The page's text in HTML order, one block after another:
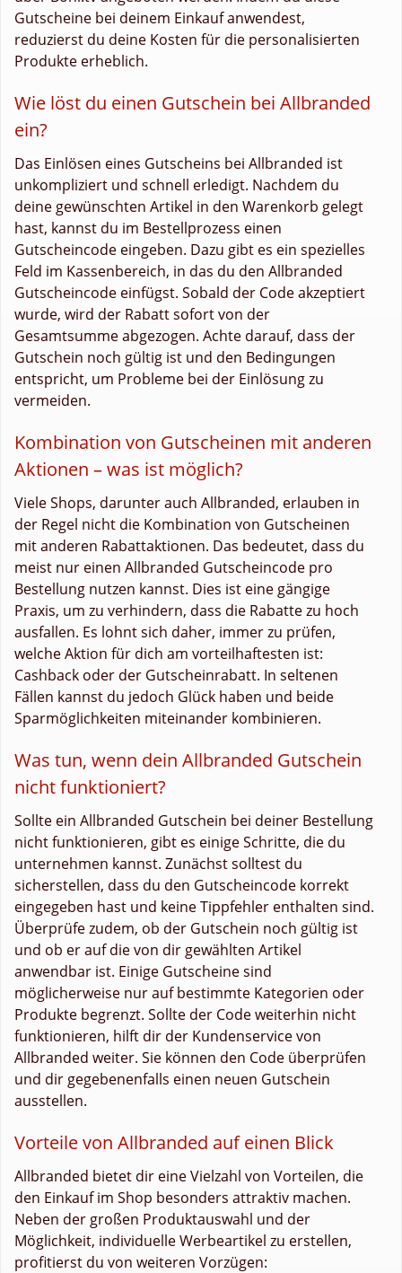
Gutscheine bei deinem Einkauf anwendest,
reduzierst du deine Kosten für die personalisierten
Produkte erheblich.
Wie löst du einen Gutschein bei Allbranded
ein?
Das Einlösen eines Gutscheins bei Allbranded ist
unkompliziert und schnell erledigt. Nachdem du
deine gewünschten Artikel in den Warenkorb gelegt
hast, kannst du im Bestellprozess einen
Gutscheincode eingeben. Dazu gibt es ein spezielles
Feld im Kassenbereich, in das du den Allbranded
Gutscheincode einfügst. Sobald der Code akzeptiert
wurde, wird der Rabatt sofort von der
Gesamtsumme abgezogen. Achte darauf, dass der
Gutschein noch gültig ist und den Bedingungen
entspricht, um Probleme bei der Einlösung zu
vermeiden.
Kombination von Gutscheinen mit anderen
Aktionen – was ist möglich?
Viele Shops, darunter auch Allbranded, erlauben in
der Regel nicht die Kombination von Gutscheinen
mit anderen Rabattaktionen. Das bedeutet, dass du
meist nur einen Allbranded Gutscheincode pro
Bestellung nutzen kannst. Dies ist eine gängige
Praxis, um zu verhindern, dass die Rabatte zu hoch
ausfallen. Es lohnt sich daher, immer zu prüfen,
welche Aktion für dich am vorteilhaftesten ist:
Cashback oder der Gutscheinrabatt. In seltenen
Fällen kannst du jedoch Glück haben und beide
Sparmöglichkeiten miteinander kombinieren.
Was tun, wenn dein Allbranded Gutschein
nicht funktioniert?
Sollte ein Allbranded Gutschein bei deiner Bestellung
nicht funktionieren, gibt es einige Schritte, die du
unternehmen kannst. Zunächst solltest du
sicherstellen, dass du den Gutscheincode korrekt
eingegeben hast und keine Tippfehler enthalten sind.
Überprüfe zudem, ob der Gutschein noch gültig ist
und ob er auf die von dir gewählten Artikel
anwendbar ist. Einige Gutscheine sind
möglicherweise nur auf bestimmte Kategorien oder
Produkte begrenzt. Sollte der Code weiterhin nicht
funktionieren, hilft dir der Kundenservice von
Allbranded weiter. Sie können den Code überprüfen
und dir gegebenenfalls einen neuen Gutschein
ausstellen.
Vorteile von Allbranded auf einen Blick
Allbranded bietet dir eine Vielzahl von Vorteilen, die
den Einkauf im Shop besonders attraktiv machen.
Neben der großen Produktauswahl und der
Möglichkeit, individuelle Werbeartikel zu erstellen,
profitierst du von weiteren Vorzügen: